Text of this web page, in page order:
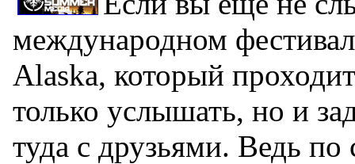
международном
Alaska, который
только услышать, но и
туда с друзьями. Ведь по